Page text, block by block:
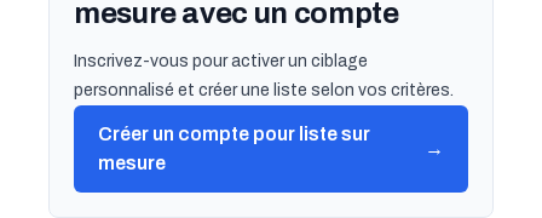
mesure avec un compte
Inscrivez-vous pour activer un ciblage
personnalisé et créer une liste selon vos critères.
Créer un compte pour liste sur
mesure
→